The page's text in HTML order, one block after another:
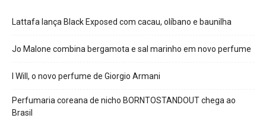
Lattafa lança Black Exposed com cacau, olíbano e baunilha
Jo Malone combina bergamota e sal marinho em novo perfume
I Will, o novo perfume de Giorgio Armani
Perfumaria coreana de nicho BORNTOSTANDOUT chega ao
Brasil